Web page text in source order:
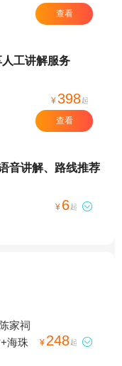
查看
工讲解服务
¥398起
查看
音讲解、路线推荐
¥ 6起 
家祠
海珠
¥ 248起 